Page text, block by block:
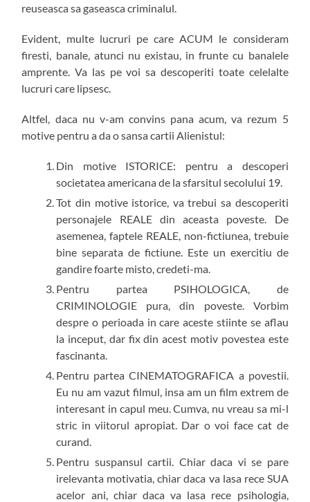
reuseasca sa gaseasca criminalul.
Evident, multe lucruri pe care ACUM le consideram
firesti, banale, atunci nu existau, in frunte cu banalele
amprente. Va las pe voi sa descoperiti toate celelalte
lucruri care lipsesc.
Altfel, daca nu v-am convins pana acum, va rezum 5
motive pentru a da o sansa cartii Alienistul:
Din motive ISTORICE: pentru a descoperi
societatea americana de la sfarsitul secolului 19.
Tot din motive istorice, va trebui sa descoperiti
personajele REALE din aceasta poveste. De
asemenea, faptele REALE, non-fictiunea, trebuie
bine separata de fictiune. Este un exercitiu de
gandire foarte misto, credeti-ma.
Pentru partea PSIHOLOGICA, de
CRIMINOLOGIE pura, din poveste. Vorbim
despre o perioada in care aceste stiinte se aflau
la inceput, dar fix din acest motiv povestea este
fascinanta.
Pentru partea CINEMATOGRAFICA a povestii.
Eu nu am vazut filmul, insa am un film extrem de
interesant in capul meu. Cumva, nu vreau sa mi-l
stric in viitorul apropiat. Dar o voi face cat de
curand.
Pentru suspansul cartii. Chiar daca vi se pare
irelevanta motivatia, chiar daca va lasa rece SUA
acelor ani, chiar daca va lasa rece psihologia,